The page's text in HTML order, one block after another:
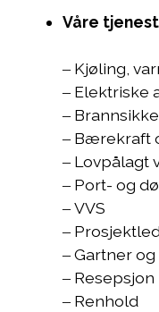
Våre
‒ Kjøling,
‒ Elektriske
‒
‒ Bærekraft
‒ Lovpålagt
‒ Port- og
‒ VVS
‒
‒ Gartner
‒ Resepsjon
‒ Renhold